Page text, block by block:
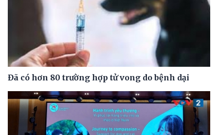
Đã có hơn 80 trường hợp tử vong do bệnh dại